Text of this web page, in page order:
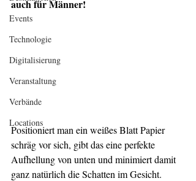
Events
Technologie
Digitalisierung
Veranstaltung
Verbände
Locations
auch für Männer!
Positioniert man ein weißes Blatt Papier
schräg vor sich, gibt das eine perfekte
Aufhellung von unten und minimiert damit
ganz natürlich die Schatten im Gesicht.